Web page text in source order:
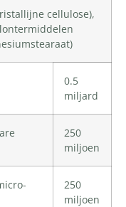
cellulose),
0.5
miljard
250
miljoen
250
miljoen